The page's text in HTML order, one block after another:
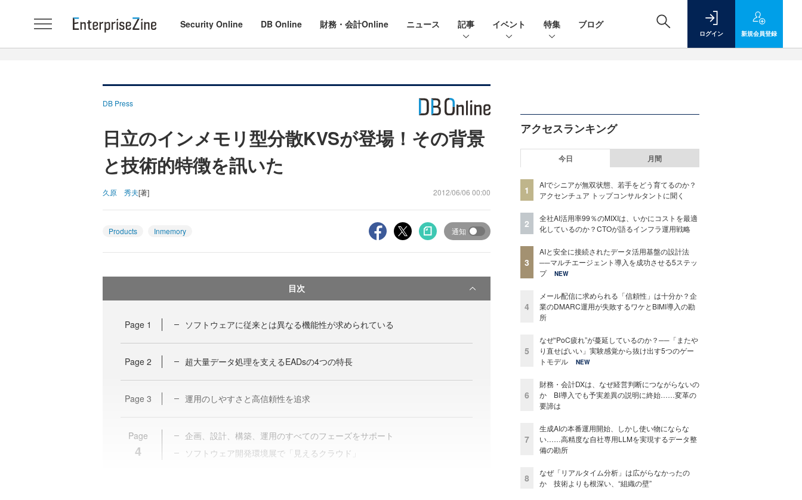
Security Online DB Online 財務・会計Online ニュース 記事 イベント 特集 ブログ
ログイン 新規会員登録
DB Press
日立のインメモリ型分散KVSが登場！その背景
と技術的特徴を訊いた
久原 秀夫[著] 2012/06/06 00:00
Products Inmemory 通知
目次
Page 1 ソフトウェアに従来とは異なる機能性が求められている
Page 2 超大量データ処理を支えるEADsの4つの特長
Page 3 運用のしやすさと高信頼性を追求
Page
4
企画、設計、構築、運用のすべてのフェーズをサポート
ソフトウェア開発環境展で「見えるクラウド」
アクセスランキング
今日 月間
1
AIでシニアが無双状態、若手をどう育てるのか？
アクセンチュア トップコンサルタントに聞く
2
全社AI活用率99％のMIXIは、いかにコストを最適
化しているのか？CTOが語るインフラ運用戦略
3
AIと安全に接続されたデータ活用基盤の設計法
──マルチエージェント導入を成功させる5ステッ
プ
NEW
4
メール配信に求められる「信頼性」は十分か？企
業のDMARC運用が失敗するワケとBIMI導入の勘
所
5
なぜ“PoC疲れ”が蔓延しているのか？──「またや
り直せばいい」実験感覚から抜け出す5つのゲー
トモデル
NEW
6
財務・会計DXは、なぜ経営判断につながらないの
か BI導入でも予実差異の説明に終始……変革の
要諦は
7
生成AIの本番運用開始、しかし使い物にならな
い……高精度な自社専用LLMを実現するデータ整
備の勘所
8
なぜ「リアルタイム分析」は広がらなかったの
か 技術よりも根深い、“組織の壁”